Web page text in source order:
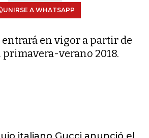
UNIRSE A WHATSAPP
entrará en vigor a partir de
verano 2018.